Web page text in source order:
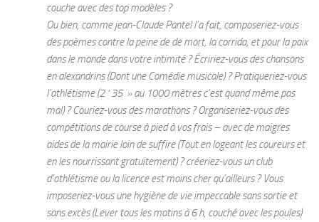
couche avec des top modèles ?
Ou bien, comme jean-Claude Pantel l’a fait, composeriez-vous
des poèmes contre la peine de de mort, la corrida, et pour la paix
dans le monde dans votre intimité ? Écririez-vous des chansons
en alexandrins (Dont une Comédie musicale) ? Pratiqueriez-vous
l’athlétisme (2 ‘ 35 » au 1000 mètres c’est quand même pas
mal) ? Couriez-vous des marathons ? Organiseriez-vous des
compétitions de course à pied à vos frais – avec de maigres
aides de la mairie loin de suffire (Tout en logeant les coureurs et
en les nourrissant gratuitement) ? créeriez-vous un club
d’athlétisme ou la licence est moins cher qu’ailleurs ? Vous
imposeriez-vous une hygiène de vie impeccable sans sortie et
sans excès (Lever tous les matins à 6 h, couché avec les poules)